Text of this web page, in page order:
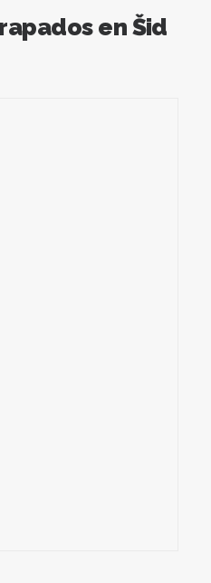
en Šid